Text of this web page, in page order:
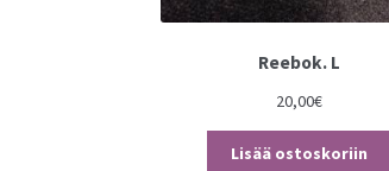
Reebok. L
20,00€
Lisää ostoskoriin